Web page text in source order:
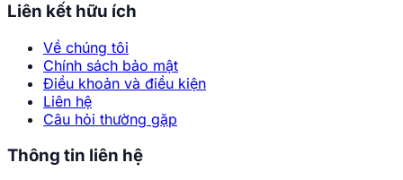
Liên kết hữu ích
Về chúng tôi
Chính sách bảo mật
Điều khoản và điều kiện
Liên hệ
Câu hỏi thường gặp
Thông tin liên hệ